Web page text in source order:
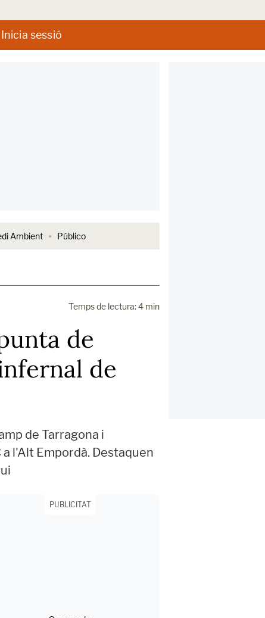
Inicia sessió
Ambient Público
Temps de lectura: 4 min
de
de
de Tarragona i
l'Alt Empordà. Destaquen
PUBLICITAT